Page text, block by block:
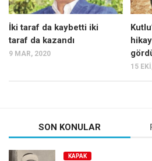
İki taraf da kaybetti iki
taraf da kazandı
9 MAR, 2020
15
SON KONULAR
KAPAK